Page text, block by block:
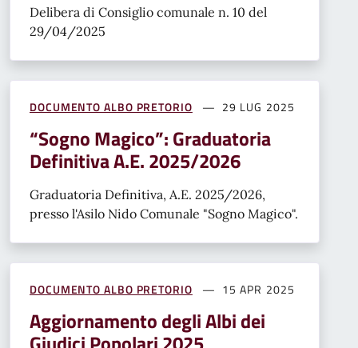
Delibera di Consiglio comunale n. 10 del
29/04/2025
DOCUMENTO ALBO PRETORIO 29 LUG 2025
“Sogno Magico”: Graduatoria
Definitiva A.E. 2025/2026
Graduatoria Definitiva, A.E. 2025/2026,
presso l'Asilo Nido Comunale "Sogno Magico".
DOCUMENTO ALBO PRETORIO 15 APR 2025
Aggiornamento degli Albi dei